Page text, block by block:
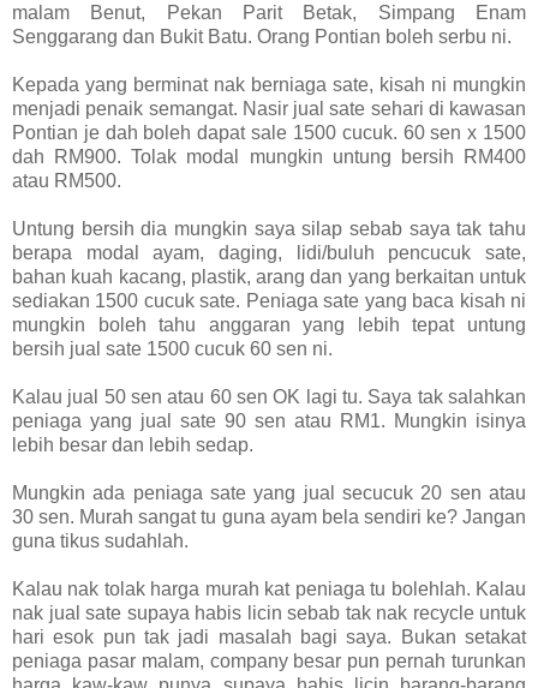
malam Benut, Pekan Parit Betak, Simpang Enam
Senggarang dan Bukit Batu. Orang Pontian boleh serbu ni.
Kepada yang berminat nak berniaga sate, kisah ni mungkin
menjadi penaik semangat. Nasir jual sate sehari di kawasan
Pontian je dah boleh dapat sale 1500 cucuk. 60 sen x 1500
dah RM900. Tolak modal mungkin untung bersih RM400
atau RM500.
Untung bersih dia mungkin saya silap sebab saya tak tahu
berapa modal ayam, daging, lidi/buluh pencucuk sate,
bahan kuah kacang, plastik, arang dan yang berkaitan untuk
sediakan 1500 cucuk sate. Peniaga sate yang baca kisah ni
mungkin boleh tahu anggaran yang lebih tepat untung
bersih jual sate 1500 cucuk 60 sen ni.
Kalau jual 50 sen atau 60 sen OK lagi tu. Saya tak salahkan
peniaga yang jual sate 90 sen atau RM1. Mungkin isinya
lebih besar dan lebih sedap.
Mungkin ada peniaga sate yang jual secucuk 20 sen atau
30 sen. Murah sangat tu guna ayam bela sendiri ke? Jangan
guna tikus sudahlah.
Kalau nak tolak harga murah kat peniaga tu bolehlah. Kalau
nak jual sate supaya habis licin sebab tak nak recycle untuk
hari esok pun tak jadi masalah bagi saya. Bukan setakat
peniaga pasar malam, company besar pun pernah turunkan